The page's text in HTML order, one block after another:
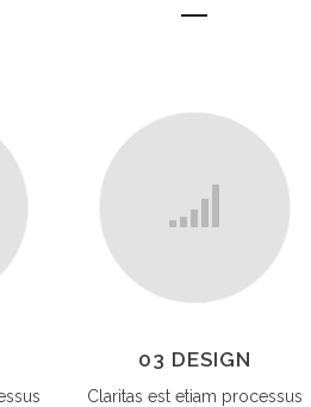
03 DESIGN
Claritas est etiam processus